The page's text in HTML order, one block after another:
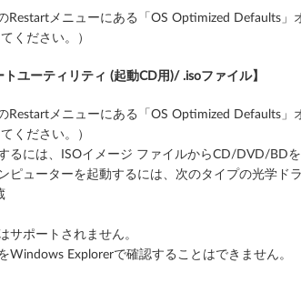
Restartメニューにある「OS Optimized Defaults
ください。）
トユーティリティ (起動CD用)/ .isoファイル】
Restartメニューにある「OS Optimized Defaults
ください。）
るには、ISOイメージ ファイルからCD/DVD/BD
ピューターを起動するには、次のタイプの光学ド
ポートされません。
Windows Explorerで確認することはできません。